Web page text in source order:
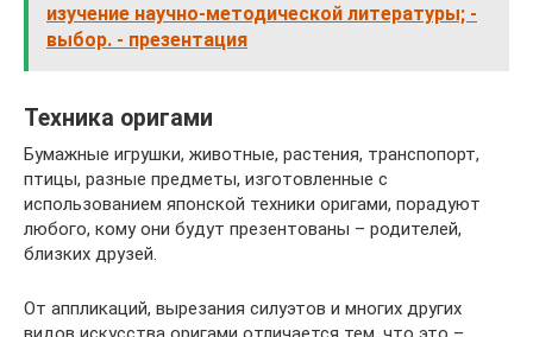
изучение научно-методической литературы; -
выбор. - презентация
Техника оригами
Бумажные игрушки, животные, растения, транспопорт,
птицы, разные предметы, изготовленные с
использованием японской техники оригами, порадуют
любого, кому они будут презентованы – родителей,
близких друзей.
От аппликаций, вырезания силуэтов и многих других